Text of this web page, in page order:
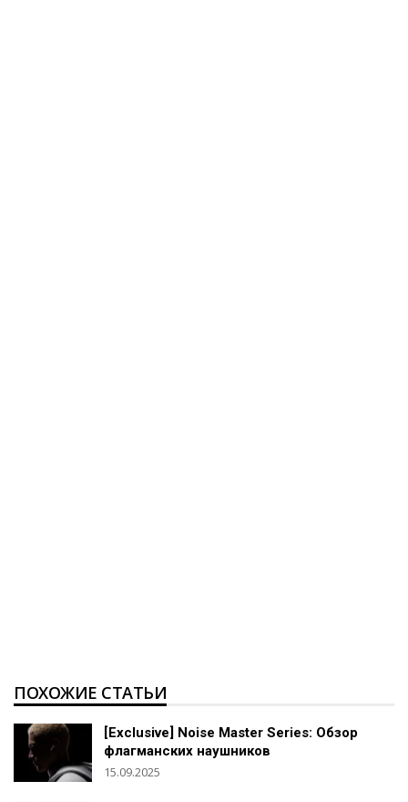
ПОХОЖИЕ СТАТЬИ
[Exclusive] Noise Master Series: Обзор
флагманских наушников
15.09.2025